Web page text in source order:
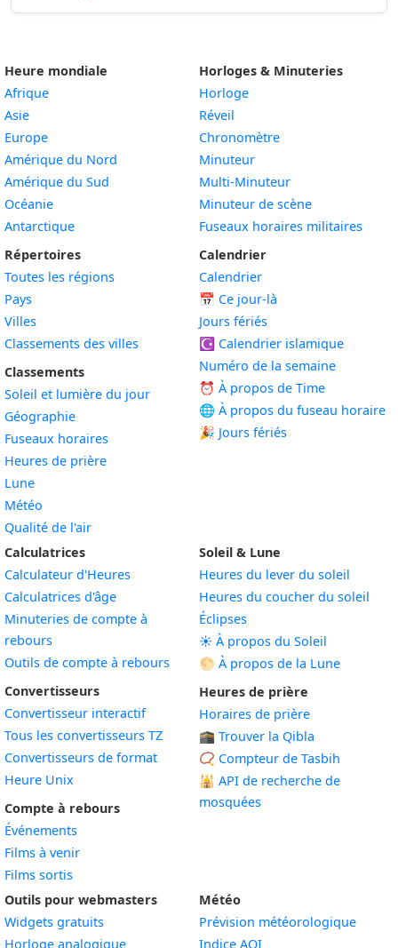
Heure mondiale
Afrique
Asie
Europe
Amérique du Nord
Amérique du Sud
Océanie
Antarctique
Répertoires
Toutes les régions
Pays
Villes
Classements des villes
Classements
Soleil et lumière du jour
Géographie
Fuseaux horaires
Heures de prière
Lune
Météo
Qualité de l'air
Horloges & Minuteries
Horloge
Réveil
Chronomètre
Minuteur
Multi-Minuteur
Minuteur de scène
Fuseaux horaires militaires
Calendrier
Calendrier
📅 Ce jour-là
Jours fériés
☪️ Calendrier islamique
Numéro de la semaine
⏰ À propos de Time
🌐 À propos du fuseau horaire
🎉 Jours fériés
Calculatrices
Calculateur d'Heures
Calculatrices d'âge
Minuteries de compte à
rebours
Outils de compte à rebours
Convertisseurs
Convertisseur interactif
Tous les convertisseurs TZ
Convertisseurs de format
Heure Unix
Compte à rebours
Événements
Films à venir
Films sortis
Soleil & Lune
Heures du lever du soleil
Heures du coucher du soleil
Éclipses
☀️ À propos du Soleil
🌕 À propos de la Lune
Heures de prière
Horaires de prière
🕋 Trouver la Qibla
📿 Compteur de Tasbih
🕌 API de recherche de
mosquées
Outils pour webmasters
Widgets gratuits
Horloge analogiqueWidget
Météo
Prévision météorologique
Indice AQI